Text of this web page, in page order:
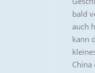
bald
auch
kann
China